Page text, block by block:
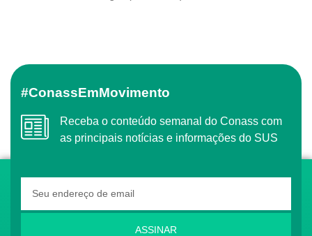
#ConassEmMovimento
Receba o conteúdo semanal do Conass com
as principais notícias e informações do SUS
ASSINAR